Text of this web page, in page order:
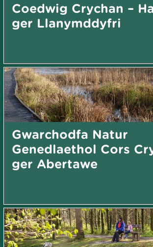
Coedwig Crychan –
ger Llanymddyfri
Gwarchodfa Natur
Genedlaethol Cors
ger Abertawe